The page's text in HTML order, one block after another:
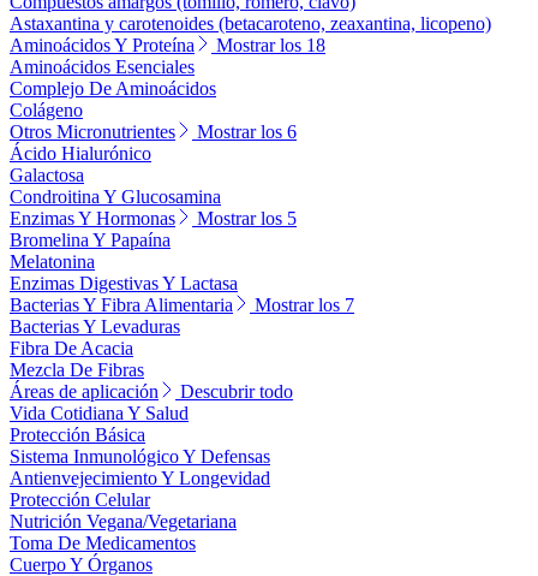
Astaxantina y carotenoides (betacaroteno, zeaxantina, licopeno)
Aminoácidos Y Proteína
Mostrar los 18
Aminoácidos Esenciales
Complejo De Aminoácidos
Colágeno
Otros Micronutrientes
Mostrar los 6
Ácido Hialurónico
Galactosa
Condroitina Y Glucosamina
Enzimas Y Hormonas
Mostrar los 5
Bromelina Y Papaína
Melatonina
Enzimas Digestivas Y Lactasa
Bacterias Y Fibra Alimentaria
Mostrar los 7
Bacterias Y Levaduras
Fibra De Acacia
Mezcla De Fibras
Áreas de aplicación
Descubrir todo
Vida Cotidiana Y Salud
Protección Básica
Sistema Inmunológico Y Defensas
Antienvejecimiento Y Longevidad
Protección Celular
Nutrición Vegana/Vegetariana
Toma De Medicamentos
Cuerpo Y Órganos